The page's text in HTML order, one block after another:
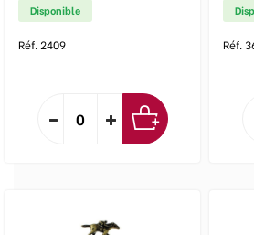
Disponible
Réf. 2409 Réf.